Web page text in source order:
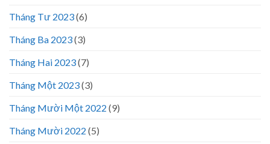
Tháng Tư 2023(6)
Tháng Ba 2023(3)
Tháng Hai 2023(7)
Tháng Một 2023(3)
Tháng Mười Một 2022 (9)
Tháng Mười 2022 (5)